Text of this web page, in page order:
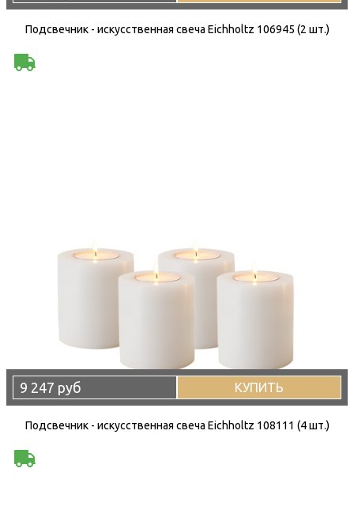
Подсвечник - искусственная свеча Eichholtz 106945 (2 шт.)
9 247 руб КУПИТЬ
Подсвечник - искусственная свеча Eichholtz 108111 (4 шт.)